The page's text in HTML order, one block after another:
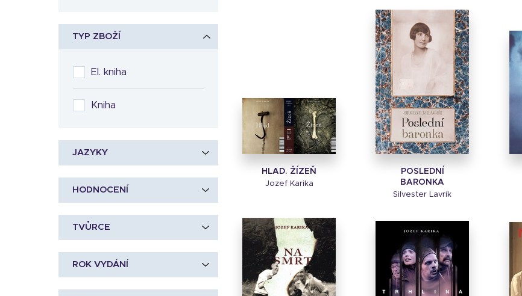
TYP ZBOŽÍ
El. kniha
Kniha
JAZYKY
HODNOCENÍ
TVŮRCE
ROK VYDÁNÍ
HLAD. ŽÍZEŇ
Jozef Karika
POSLEDNÍ
BARONKA
Silvester Lavrík